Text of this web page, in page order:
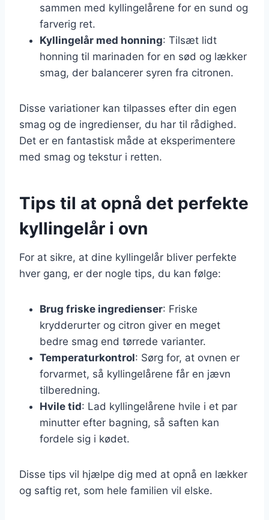
sammen med kyllingelårene for en sund og
farverig ret.
Kyllingelår med honning: Tilsæt lidt
honning til marinaden for en sød og lækker
smag, der balancerer syren fra citronen.
Disse variationer kan tilpasses efter din egen
smag og de ingredienser, du har til rådighed.
Det er en fantastisk måde at eksperimentere
med smag og tekstur i retten.
Tips til at opnå det perfekte
kyllingelår i ovn
For at sikre, at dine kyllingelår bliver perfekte
hver gang, er der nogle tips, du kan følge:
Brug friske ingredienser: Friske
krydderurter og citron giver en meget
bedre smag end tørrede varianter.
Temperaturkontrol: Sørg for, at ovnen er
forvarmet, så kyllingelårene får en jævn
tilberedning.
Hvile tid: Lad kyllingelårene hvile i et par
minutter efter bagning, så saften kan
fordele sig i kødet.
Disse tips vil hjælpe dig med at opnå en lækker
og saftig ret, som hele familien vil elske.